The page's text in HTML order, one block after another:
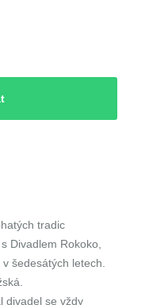
tradic
Divadlem Rokoko,
šedesátých letech.
divadel se vždy